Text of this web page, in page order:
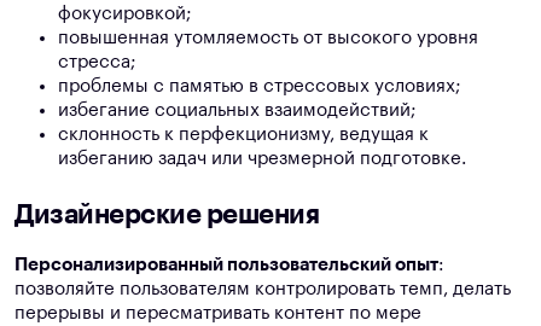
фокусировкой;
повышенная утомляемость от высокого уровня
стресса;
проблемы с памятью в стрессовых условиях;
избегание социальных взаимодействий;
склонность к перфекционизму, ведущая к
избеганию задач или чрезмерной подготовке.
Дизайнерские решения
Персонализированный пользовательский опыт:
позволяйте пользователям контролировать темп, делать
перерывы и пересматривать контент по мере